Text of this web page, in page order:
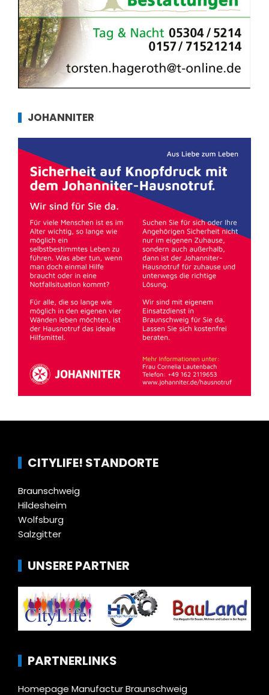
JOHANNITER
CITYLIFE! STANDORTE
Braunschweig
Hildesheim
Wolfsburg
Salzgitter
UNSERE PARTNER
PARTNERLINKS
Homepage Manufactur Braunschweig